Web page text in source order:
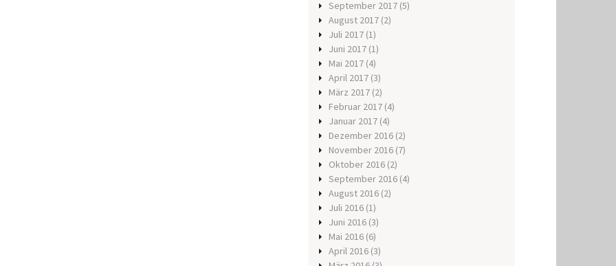
September 2017 (5)
August 2017 (2)
Juli 2017 (1)
Juni 2017 (1)
Mai 2017 (4)
April 2017 (3)
März 2017 (2)
Februar 2017 (4)
Januar 2017 (4)
Dezember 2016 (2)
November 2016 (7)
Oktober 2016 (2)
September 2016 (4)
August 2016 (2)
Juli 2016 (1)
Juni 2016 (3)
Mai 2016 (6)
April 2016 (3)